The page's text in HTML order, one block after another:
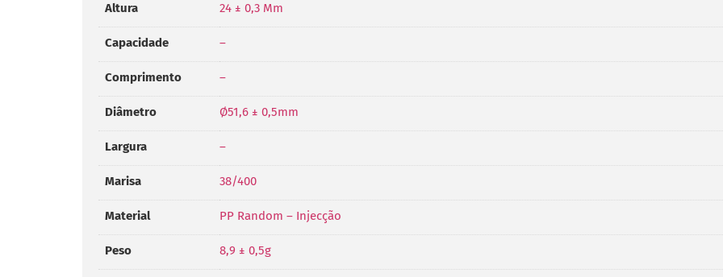
Altura 24 ± 0,3 Mm
Capacidade –
Comprimento –
Diâmetro Ø51,6 ± 0,5mm
Largura –
Marisa 38/400
Material PP Random – Injecção
Peso 8,9 ± 0,5g